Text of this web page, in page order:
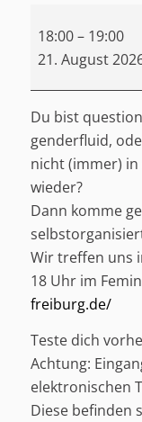
für
Nonbinarys
18:00 – 19:00
21. August
Du bist
genderfluid,
nicht (immer)
wieder?
Dann komme
Wir treffen uns
18 Uhr im
freiburg.de/
Teste dich
Achtung:
elektronischen
Diese befinden